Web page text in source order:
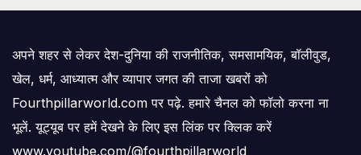
अपने शहर से लेकर देश-दुनिया की राजनीतिक, समसामयिक, बॉलीवुड,
खेल, धर्म, आध्यात्म और व्यापार जगत की ताजा खबरों को
Fourthpillarworld.com पर पढ़े. हमारे चैनल को फॉलो करना ना
भूलें. यूट्यूब पर हमें देखने के लिए इस लिंक पर क्लिक करें
www.youtube.com/@fourthpillarworld